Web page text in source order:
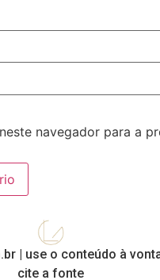
navegador para a
| use o conteúdo à
cite a fonte​